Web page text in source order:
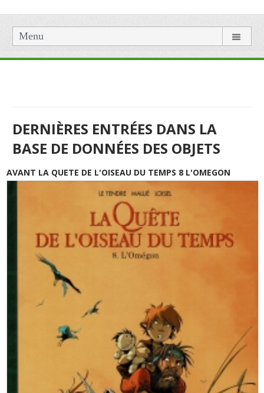
Menu
DERNIÈRES ENTRÉES DANS LA
BASE DE DONNÉES DES OBJETS
AVANT LA QUETE DE L'OISEAU DU TEMPS 8 L'OMEGON